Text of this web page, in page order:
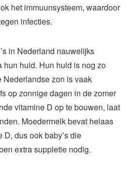
het immuunsysteem, waardoor
infecties.
in Nederland nauwelijks
huid. Hun huid is nog zo
zon is vaak
op zonnige dagen in de zomer
vitamine D op te bouwen, laat
Moedermelk bevat helaas
dus ook baby’s die
extra suppletie nodig.